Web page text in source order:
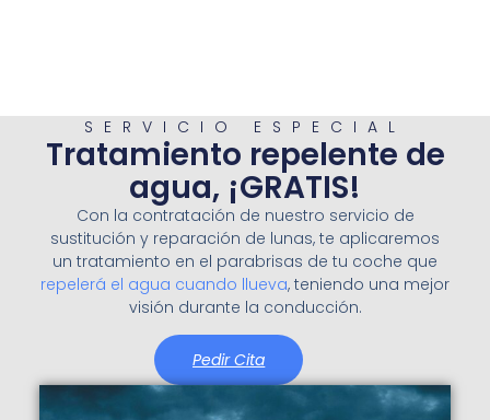
SERVICIO ESPECIAL
Tratamiento repelente de
agua, ¡GRATIS!
Con la contratación de nuestro servicio de
sustitución y reparación de lunas, te aplicaremos
un tratamiento en el parabrisas de tu coche que
repelerá el agua cuando llueva, teniendo una mejor
visión durante la conducción.
Pedir Cita